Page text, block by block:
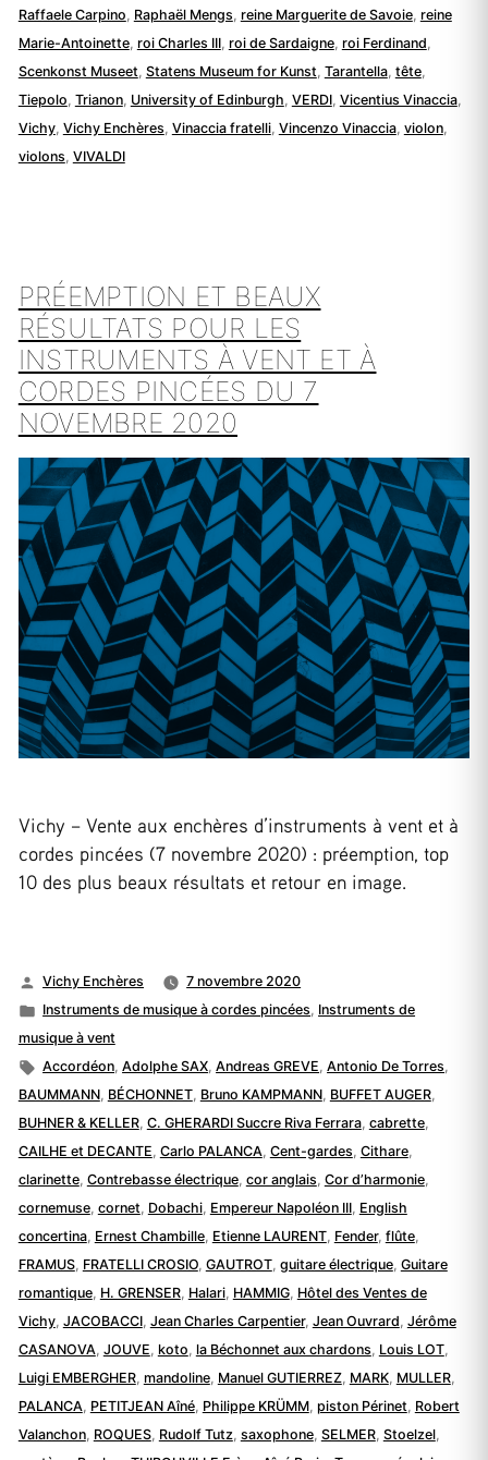
Raffaele Carpino, Raphaël Mengs, reine Marguerite de Savoie, reine
Marie-Antoinette, roi Charles III, roi de Sardaigne, roi Ferdinand,
Scenkonst Museet, Statens Museum for Kunst, Tarantella, tête,
Tiepolo, Trianon, University of Edinburgh, VERDI, Vicentius Vinaccia,
Vichy, Vichy Enchères, Vinaccia fratelli, Vincenzo Vinaccia, violon,
violons, VIVALDI
PRÉEMPTION ET BEAUX
RÉSULTATS POUR LES
INSTRUMENTS À VENT ET À
CORDES PINCÉES DU 7
NOVEMBRE 2020
Vichy – Vente aux enchères d’instruments à vent et à
cordes pincées (7 novembre 2020) : préemption, top
10 des plus beaux résultats et retour en image.
Publié
par
Vichy Enchères
7 novembre 2020
Publié
dans
Instruments de musique à cordes pincées, Instruments de
musique à vent
Étiquettes :
Accordéon,Adolphe SAX,Andreas GREVE,Antonio De Torres,
BAUMMANN, BÉCHONNET, Bruno KAMPMANN, BUFFET AUGER,
BUHNER & KELLER, C. GHERARDI Succre Riva Ferrara, cabrette,
CAILHE et DECANTE, Carlo PALANCA, Cent-gardes, Cithare,
clarinette, Contrebasse électrique, cor anglais, Cor d’harmonie,
cornemuse, cornet, Dobachi, Empereur Napoléon III, English
concertina, Ernest Chambille, Etienne LAURENT, Fender, flûte,
FRAMUS, FRATELLI CROSIO, GAUTROT, guitare électrique, Guitare
romantique, H. GRENSER, Halari, HAMMIG, Hôtel des Ventes de
Vichy, JACOBACCI, Jean Charles Carpentier, Jean Ouvrard, Jérôme
CASANOVA, JOUVE, koto, la Béchonnet aux chardons, Louis LOT,
Luigi EMBERGHER, mandoline, Manuel GUTIERREZ, MARK, MULLER,
PALANCA, PETITJEAN Aîné, Philippe KRÜMM, piston Périnet, Robert
Valanchon, ROQUES, Rudolf Tutz, saxophone, SELMER, Stoelzel,